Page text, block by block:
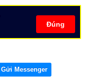
Đúng
Gửi Messenger